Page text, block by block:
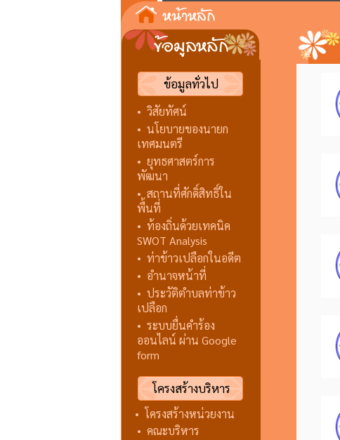
ข้อมูลทั่วไป
• วิสัยทัศน์
• นโยบายของนายก
เทศมนตรี
• ยุทธศาสตร์การ
พัฒนา
• สถานที่ศักดิ์สิทธิ์ใน
พื้นที่
• ท้องถิ่นด้วยเทคนิค
SWOT Analysis
• ท่าข้าวเปลือกในอดีต
• อำนาจหน้าที่
• ประวัติตำบลท่าข้าว
เปลือก
• ระบบยื่นคำร้อง
ออนไลน์ ผ่าน Google
form
โครงสร้างบริหาร
• โครงสร้างหน่วยงาน
• คณะบริหาร